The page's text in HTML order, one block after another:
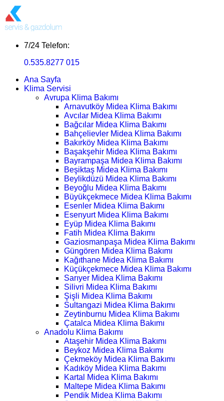
7/24 Telefon:
0.535.8277 015
Ana Sayfa
Klima Servisi
Avrupa Klima Bakımı
Arnavutköy Midea Klima Bakımı
Avcılar Midea Klima Bakımı
Bağcılar Midea Klima Bakımı
Bahçelievler Midea Klima Bakımı
Bakırköy Midea Klima Bakımı
Başakşehir Midea Klima Bakımı
Bayrampaşa Midea Klima Bakımı
Beşiktaş Midea Klima Bakımı
Beylikdüzü Midea Klima Bakımı
Beyoğlu Midea Klima Bakımı
Büyükçekmece Midea Klima Bakımı
Esenler Midea Klima Bakımı
Esenyurt Midea Klima Bakımı
Eyüp Midea Klima Bakımı
Fatih Midea Klima Bakımı
Gaziosmanpaşa Midea Klima Bakımı
Güngören Midea Klima Bakımı
Kağıthane Midea Klima Bakımı
Küçükçekmece Midea Klima Bakımı
Sarıyer Midea Klima Bakımı
Silivri Midea Klima Bakımı
Şişli Midea Klima Bakımı
Sultangazi Midea Klima Bakımı
Zeytinburnu Midea Klima Bakımı
Çatalca Midea Klima Bakımı
Anadolu Klima Bakımı
Ataşehir Midea Klima Bakımı
Beykoz Midea Klima Bakımı
Çekmeköy Midea Klima Bakımı
Kadıköy Midea Klima Bakımı
Kartal Midea Klima Bakımı
Maltepe Midea Klima Bakımı
Pendik Midea Klima Bakımı